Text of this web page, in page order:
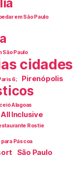
em São Paulo
São Paulo
cidades
6; Pirenópolis
Alagoas
Inclusive
Rostie
Páscoa
São Paulo